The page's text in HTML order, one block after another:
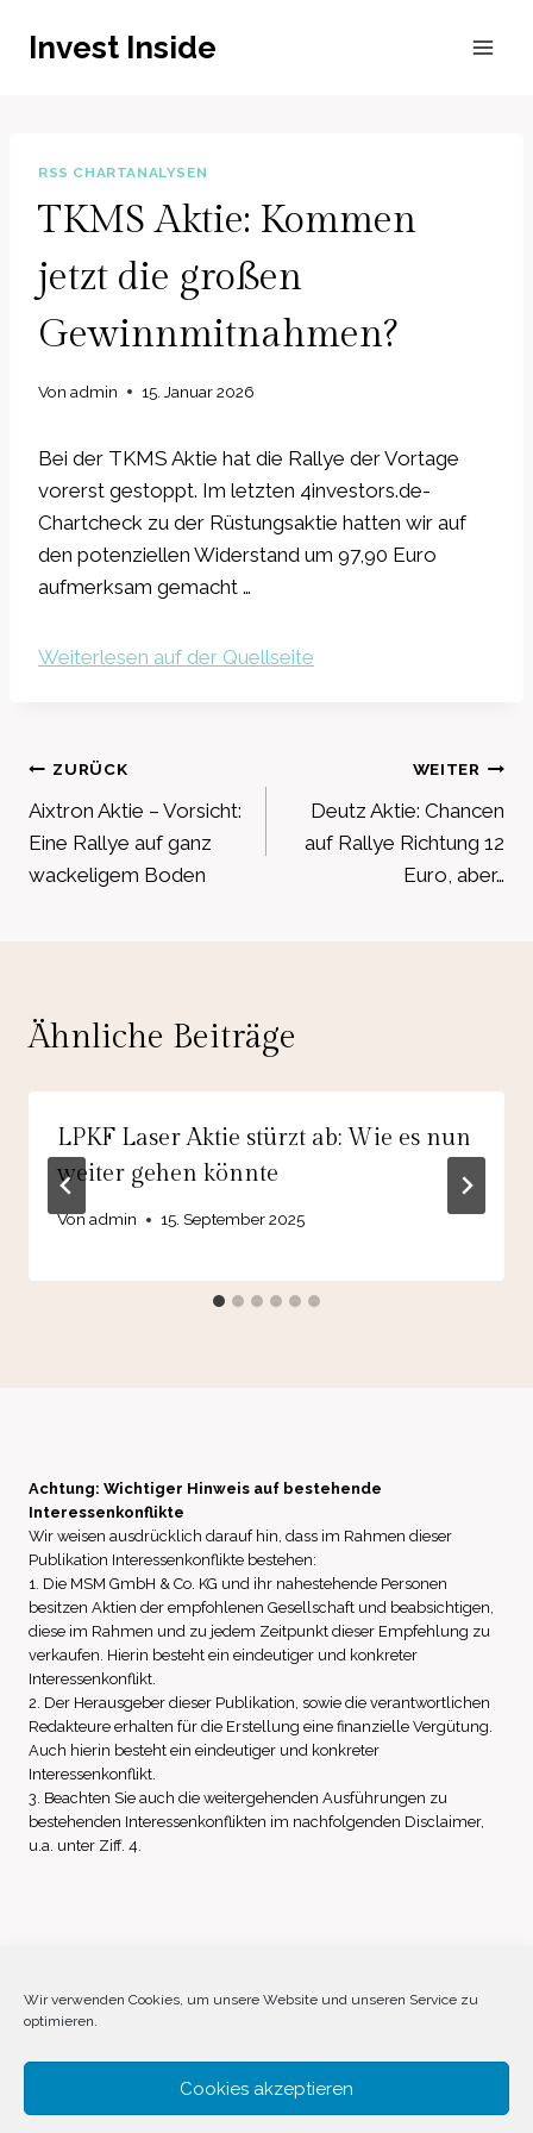
Wir verwenden Cookies, um unsere Website und unseren Service zu
optimieren.
Cookies akzeptieren
InhaltInvest Inside
RSS CHARTANALYSEN
TKMS Aktie: Kommen
jetzt die großen
Gewinnmitnahmen?
Von admin 15. Januar 2026
Bei der TKMS Aktie hat die Rallye der Vortage
vorerst gestoppt. Im letzten 4investors.de-
Chartcheck zu der Rüstungsaktie hatten wir auf
den potenziellen Widerstand um 97,90 Euro
aufmerksam gemacht …
Weiterlesen auf der Quellseite
Beitragsnavigation
ZURÜCK
Aixtron Aktie – Vorsicht:
Eine Rallye auf ganz
wackeligem Boden
WEITER
Deutz Aktie: Chancen
auf Rallye Richtung 12
Euro, aber…
Ähnliche Beiträge
LPKF Laser Aktie stürzt ab: Wie es nun
weiter gehen könnte
Vonadmin 15. September 2025
Achtung: Wichtiger Hinweis auf bestehende
Interessenkonflikte
Wir weisen ausdrücklich darauf hin, dass im Rahmen dieser
Publikation Interessenkonflikte bestehen:
1. Die MSM GmbH & Co. KG und ihr nahestehende Personen
besitzen Aktien der empfohlenen Gesellschaft und beabsichtigen,
diese im Rahmen und zu jedem Zeitpunkt dieser Empfehlung zu
verkaufen. Hierin besteht ein eindeutiger und konkreter
Interessenkonflikt.
2. Der Herausgeber dieser Publikation, sowie die verantwortlichen
Redakteure erhalten für die Erstellung eine finanzielle Vergütung.
Auch hierin besteht ein eindeutiger und konkreter
Interessenkonflikt.
3. Beachten Sie auch die weitergehenden Ausführungen zu
bestehenden Interessenkonflikten im nachfolgenden Disclaimer,
u.a. unter Ziff. 4.
Impressum Datenschutz
Disclaimer